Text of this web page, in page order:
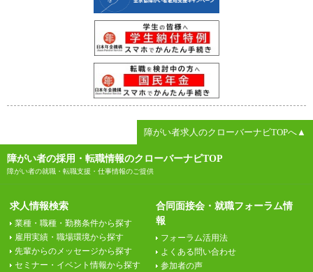
障がい者求人のクローバーナビTOPへ▲
障がい者の採用・転職情報のクローバーナビTOP
障がい者の就職・転職支援・仕事情報のご提供
求人情報検索
業種・職種・勤務条件から探す
雇用実績・職場環境から探す
先輩からのメッセージから探す
セミナー・イベント情報から探す
合同面接会・就職フォーラム情
報
フォーラム活用法
よくある問い合わせ
参加者の声